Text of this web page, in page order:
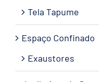
Tela Tapume
Espaço Confinado
Exaustores